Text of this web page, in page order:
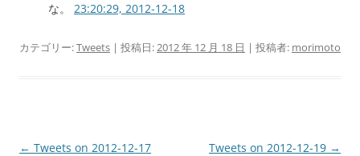
な。 23:20:29, 2012-12-18
カテゴリー:Tweets | 投稿日:2012 年 12 月 18 日 | 投稿者: morimoto
投
← Tweets on 2012-12-17 Tweets on 2012-12-19 →